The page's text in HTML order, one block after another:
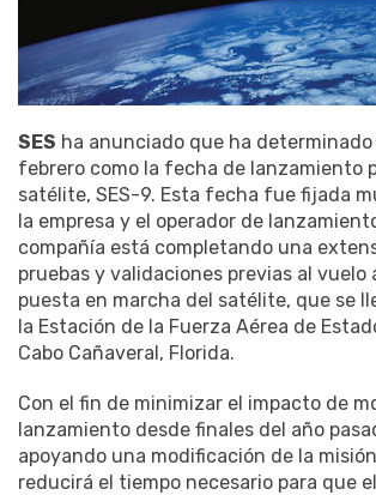
SES ha anunciado que ha
febrero como la fecha de lanzamiento
satélite, SES-9. Esta fecha fue fijada
la empresa y el operador de
compañía está completando una
pruebas y validaciones previas al vuelo
puesta en marcha del satélite, que se
la Estación de la Fuerza Aérea de
Cabo Cañaveral, Florida.
Con el fin de minimizar el impacto de
lanzamiento desde finales del año
apoyando una modificación de la
reducirá el tiempo necesario para que